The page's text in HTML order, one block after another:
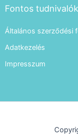
Fontos tudnivalók
Általános szerződési
Adatkezelés
Impresszum